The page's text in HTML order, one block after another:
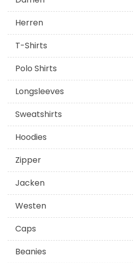
Herren
T-Shirts
Polo Shirts
Longsleeves
Sweatshirts
Hoodies
Zipper
Jacken
Westen
Caps
Beanies